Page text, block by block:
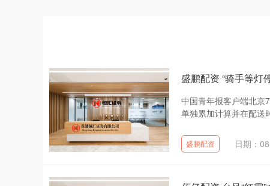
盛鹏配资 “骑手等灯
中国青年报客户端北京
单独累加计算并在配送
盛鹏配资 日期：